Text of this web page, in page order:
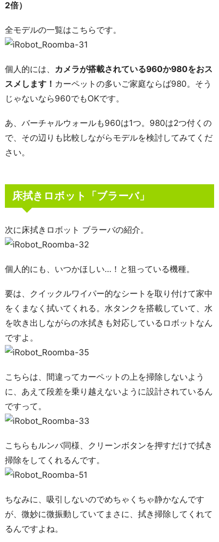
2倍）
全モデルの一覧はこちらです。
個人的には、 カメラが搭載されている960か980をおス
スメします！ カーペットの多いご家庭ならば980。そう
じゃないなら960でもOKです。
あ、バーチャルウォールも960は1つ。980は2つ付くの
で、その辺りも比較しながらモデルを検討してみてくだ
さい。
床拭きロボット「ブラーバ」
次に床拭きロボット ブラーバの紹介。
個人的にも、いつかほしい…！と狙っている機種。
要は、クイックルワイパー的なシートを取り付けて家中
をくまなく拭いてくれる。水タンクを搭載していて、水
を吹き出しながらの水拭きも対応しているロボットなん
ですよ。
こちらは、間違ってカーペットの上を掃除しないよう
に、あえて段差を乗り越えないように設計されているん
ですって。
こちらもルンバ同様、クリーンボタンを押すだけで拭き
掃除をしてくれるんです。
ちなみに、吸引しないのでめちゃくちゃ静かなんです
が、微妙に微振動していてまさに、拭き掃除してくれて
るんですよね。